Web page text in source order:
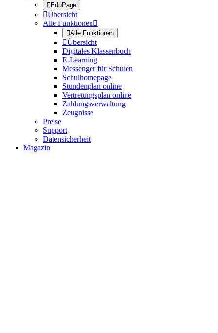
EduPage
Übersicht
Alle Funktionen
Alle Funktionen
Übersicht
Digitales Klassenbuch
E-Learning
Messenger für Schulen
Schulhomepage
Stundenplan online
Vertretungsplan online
Zahlungsverwaltung
Zeugnisse
Preise
Support
Datensicherheit
Magazin